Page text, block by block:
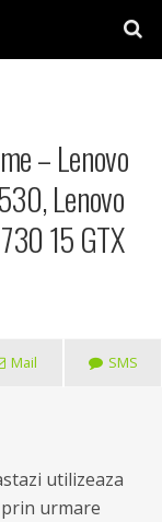
– Lenovo
Lenovo
15 GTX
Mail SMS
utilizeaza
urmare